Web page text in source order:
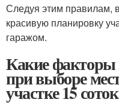
Следуя этим правилам,
красивую планировку
гаражом.
Какие
при выборе
участке 15 соток